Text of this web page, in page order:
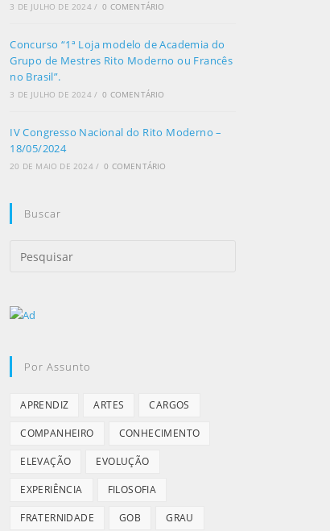
3 DE JULHO DE 2024 / 0 COMENTÁRIO
Concurso “1ª Loja modelo de Academia do
Grupo de Mestres Rito Moderno ou Francês
no Brasil”.
3 DE JULHO DE 2024 / 0 COMENTÁRIO
IV Congresso Nacional do Rito Moderno –
18/05/2024
20 DE MAIO DE 2024 / 0 COMENTÁRIO
Buscar
Por Assunto
APRENDIZ ARTES CARGOS
COMPANHEIRO CONHECIMENTO
ELEVAÇÃO EVOLUÇÃO
EXPERIÊNCIA FILOSOFIA
FRATERNIDADE GOB GRAU